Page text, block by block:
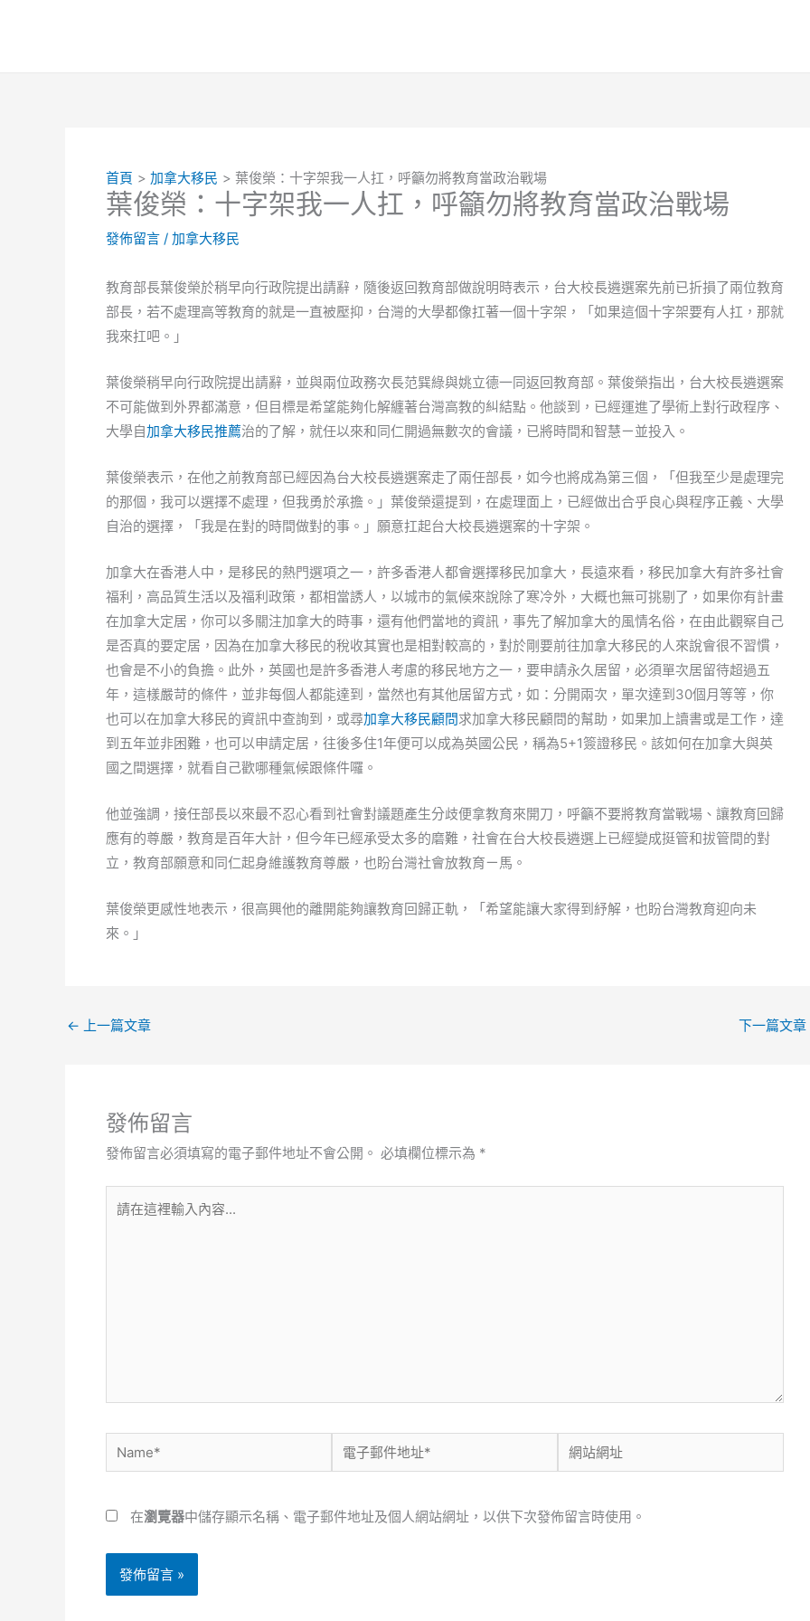
首頁 加拿大移民 葉俊榮：十字架我一人扛，呼籲勿將教育當政治戰場
葉俊榮：十字架我一人扛，呼籲勿將教育當政治戰場
發佈留言 / 加拿大移民
教育部長葉俊榮於稍早向行政院提出請辭，隨後返回教育部做說明時表示，台大校長遴選案先前已折損了兩位教育
部長，若不處理高等教育的就是一直被壓抑，台灣的大學都像扛著一個十字架，「如果這個十字架要有人扛，那就
我來扛吧。」
葉俊榮稍早向行政院提出請辭，並與兩位政務次長范巽綠與姚立德一同返回教育部。葉俊榮指出，台大校長遴選案
不可能做到外界都滿意，但目標是希望能夠化解纏著台灣高教的糾結點。他談到，已經運進了學術上對行政程序、
大學自加拿大移民推薦治的了解，就任以來和同仁開過無數次的會議，已將時間和智慧ㄧ並投入。
葉俊榮表示，在他之前教育部已經因為台大校長遴選案走了兩任部長，如今也將成為第三個，「但我至少是處理完
的那個，我可以選擇不處理，但我勇於承擔。」葉俊榮還提到，在處理面上，已經做出合乎良心與程序正義、大學
自治的選擇，「我是在對的時間做對的事。」願意扛起台大校長遴選案的十字架。
加拿大在香港人中，是移民的熱門選項之一，許多香港人都會選擇移民加拿大，長遠來看，移民加拿大有許多社會
福利，高品質生活以及福利政策，都相當誘人，以城市的氣候來說除了寒冷外，大概也無可挑剔了，如果你有計畫
在加拿大定居，你可以多關注加拿大的時事，還有他們當地的資訊，事先了解加拿大的風情名俗，在由此觀察自己
是否真的要定居，因為在加拿大移民的稅收其實也是相對較高的，對於剛要前往加拿大移民的人來說會很不習慣，
也會是不小的負擔。此外，英國也是許多香港人考慮的移民地方之一，要申請永久居留，必須單次居留待超過五
年，這樣嚴苛的條件，並非每個人都能達到，當然也有其他居留方式，如：分開兩次，單次達到30個月等等，你
也可以在加拿大移民的資訊中查詢到，或尋加拿大移民顧問求加拿大移民顧問的幫助，如果加上讀書或是工作，達
到五年並非困難，也可以申請定居，往後多住1年便可以成為英國公民，稱為5+1簽證移民。該如何在加拿大與英
國之間選擇，就看自己歡哪種氣候跟條件囉。
他並強調，接任部長以來最不忍心看到社會對議題產生分歧便拿教育來開刀，呼籲不要將教育當戰場、讓教育回歸
應有的尊嚴，教育是百年大計，但今年已經承受太多的磨難，社會在台大校長遴選上已經變成挺管和拔管間的對
立，教育部願意和同仁起身維護教育尊嚴，也盼台灣社會放教育ㄧ馬。
葉俊榮更感性地表示，很高興他的離開能夠讓教育回歸正軌，「希望能讓大家得到紓解，也盼台灣教育迎向未
來。」
← 上一篇文章 下一篇文章
發佈留言
發佈留言必須填寫的電子郵件地址不會公開。 必填欄位標示為 *
在
Name*
子
件
站
址
在瀏覽器中儲存顯示名稱、電子郵件地址及個人網站網址，以供下次發佈留言時使用。